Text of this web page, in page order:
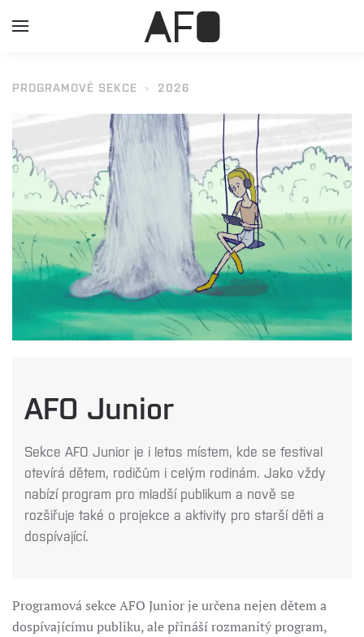
PROGRAMOVÉ SEKCE 2026
AFO Junior
Sekce AFO Junior je i letos místem, kde se festival
otevírá dětem, rodičům i celým rodinám. Jako vždy
nabízí program pro mladší publikum a nově se
rozšiřuje také o projekce a aktivity pro starší děti a
dospívající.
Programová sekce AFO Junior je určena nejen dětem a
dospívajícímu publiku, ale přináší rozmanitý program,